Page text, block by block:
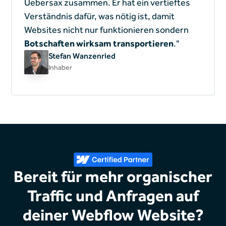
Uebersax zusammen. Er hat ein vertieftes
Verständnis dafür, was nötig ist, damit
Websites nicht nur funktionieren sondern
Botschaften wirksam transportieren."
Stefan Wanzenried
Inhaber
Bereit für mehr organischer
Traffic und Anfragen auf
deiner Webflow Website?